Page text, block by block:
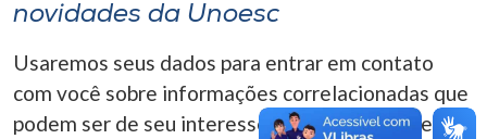
novidades da Unoesc
Usaremos seus dados para entrar em contato
com você sobre informações correlacionadas que
podem ser de seu interesse. Você pode cancelar o